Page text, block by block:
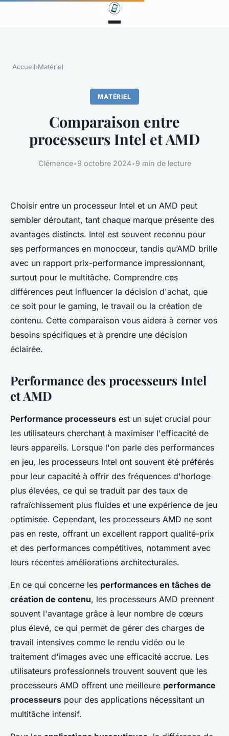
Accueil›Matériel
MATÉRIEL
Comparaison entre
processeurs Intel et AMD
Clémence•9 octobre 2024•9 min de lecture
Choisir entre un processeur Intel et un AMD peut
sembler déroutant, tant chaque marque présente des
avantages distincts. Intel est souvent reconnu pour
ses performances en monocœur, tandis qu’AMD brille
avec un rapport prix-performance impressionnant,
surtout pour le multitâche. Comprendre ces
différences peut influencer la décision d'achat, que
ce soit pour le gaming, le travail ou la création de
contenu. Cette comparaison vous aidera à cerner vos
besoins spécifiques et à prendre une décision
éclairée.
Performance des processeurs Intel
et AMD
Performance processeurs est un sujet crucial pour
les utilisateurs cherchant à maximiser l'efficacité de
leurs appareils. Lorsque l'on parle des performances
en jeu, les processeurs Intel ont souvent été préférés
pour leur capacité à offrir des fréquences d'horloge
plus élevées, ce qui se traduit par des taux de
rafraîchissement plus fluides et une expérience de jeu
optimisée. Cependant, les processeurs AMD ne sont
pas en reste, offrant un excellent rapport qualité-prix
et des performances compétitives, notamment avec
leurs récentes améliorations architecturales.
En ce qui concerne les performances en tâches de
création de contenu, les processeurs AMD prennent
souvent l'avantage grâce à leur nombre de cœurs
plus élevé, ce qui permet de gérer des charges de
travail intensives comme le rendu vidéo ou le
traitement d'images avec une efficacité accrue. Les
utilisateurs professionnels trouvent souvent que les
processeurs AMD offrent une meilleure performance
processeurs pour des applications nécessitant un
multitâche intensif.